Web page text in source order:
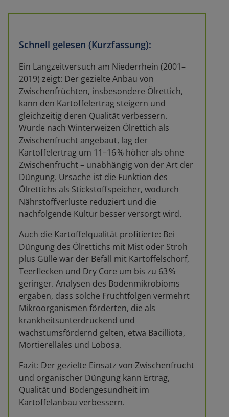
Schnell gelesen (Kurzfassung):
Ein Langzeitversuch am Niederrhein (2001–
2019) zeigt: Der gezielte Anbau von
Zwischenfrüchten, insbesondere Ölrettich,
kann den Kartoffelertrag steigern und
gleichzeitig deren Qualität verbessern.
Wurde nach Winterweizen Ölrettich als
Zwischenfrucht angebaut, lag der
Kartoffelertrag um 11–16 % höher als ohne
Zwischenfrucht – unabhängig von der Art der
Düngung. Ursache ist die Funktion des
Ölrettichs als Stickstoffspeicher, wodurch
Nährstoffverluste reduziert und die
nachfolgende Kultur besser versorgt wird.
Auch die Kartoffelqualität profitierte: Bei
Düngung des Ölrettichs mit Mist oder Stroh
plus Gülle war der Befall mit Kartoffelschorf,
Teerflecken und Dry Core um bis zu 63 %
geringer. Analysen des Bodenmikrobioms
ergaben, dass solche Fruchtfolgen vermehrt
Mikroorganismen förderten, die als
krankheitsunterdrückend und
wachstumsfördernd gelten, etwa Bacilliota,
Mortierellales und Lobosa.
Fazit: Der gezielte Einsatz von Zwischenfrucht
und organischer Düngung kann Ertrag,
Qualität und Bodengesundheit im
Kartoffelanbau verbessern.